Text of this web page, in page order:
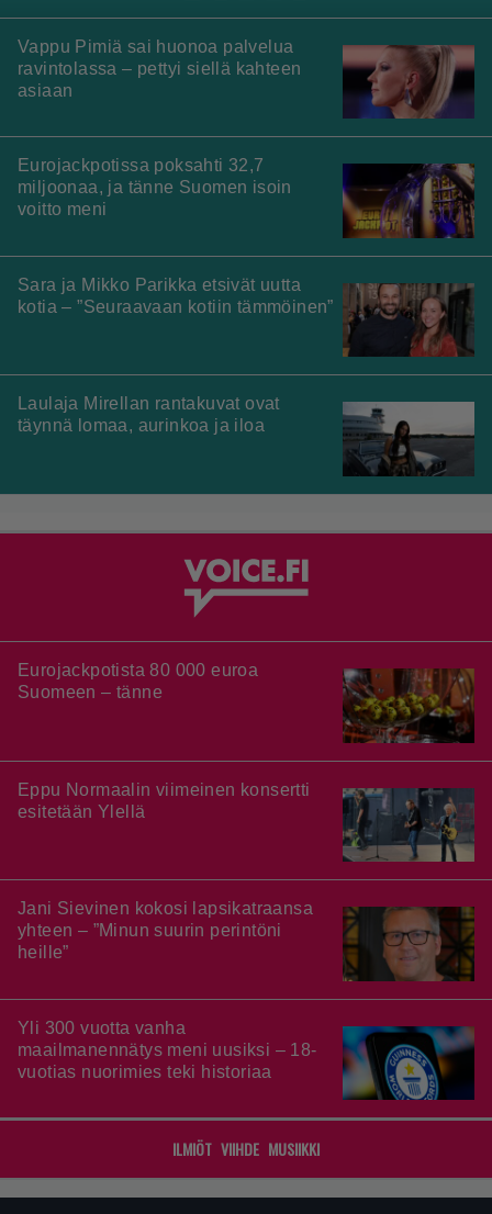
Vappu Pimiä sai huonoa palvelua
ravintolassa – pettyi siellä kahteen
asiaan
Eurojackpotissa poksahti 32,7
miljoonaa, ja tänne Suomen isoin
voitto meni
Sara ja Mikko Parikka etsivät uutta
kotia – ”Seuraavaan kotiin tämmöinen”
Laulaja Mirellan rantakuvat ovat
täynnä lomaa, aurinkoa ja iloa
Eurojackpotista 80 000 euroa
Suomeen – tänne
Eppu Normaalin viimeinen konsertti
esitetään Ylellä
Jani Sievinen kokosi lapsikatraansa
yhteen – ”Minun suurin perintöni
heille”
Yli 300 vuotta vanha
maailmanennätys meni uusiksi – 18-
vuotias nuorimies teki historiaa
ILMIÖT VIIHDE MUSIIKKI